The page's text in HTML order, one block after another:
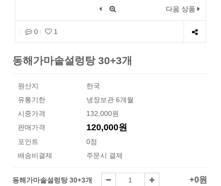
다음 상품
0 1
동해가마솥설렁탕 30+3개
원산지
한국
유통기한
냉장보관 6개월
시중가격
132,000원
판매가격
120,000원
포인트
0점
배송비결제
주문시 결제
동해가마솥설렁탕 30+3개 +0원